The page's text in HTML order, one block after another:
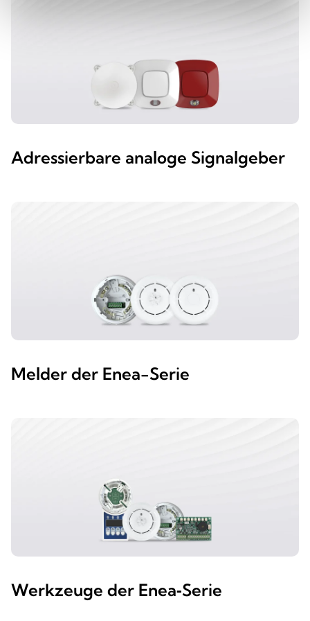
Adressierbare analoge Signalgeber
Melder der Enea-Serie
Werkzeuge der Enea‑Serie